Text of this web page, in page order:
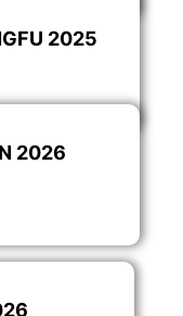
2025
2026